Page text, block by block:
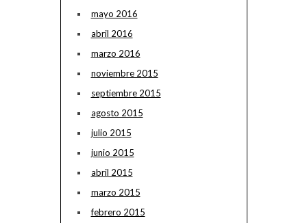
mayo 2016
abril 2016
marzo 2016
noviembre 2015
septiembre 2015
agosto 2015
julio 2015
junio 2015
abril 2015
marzo 2015
febrero 2015